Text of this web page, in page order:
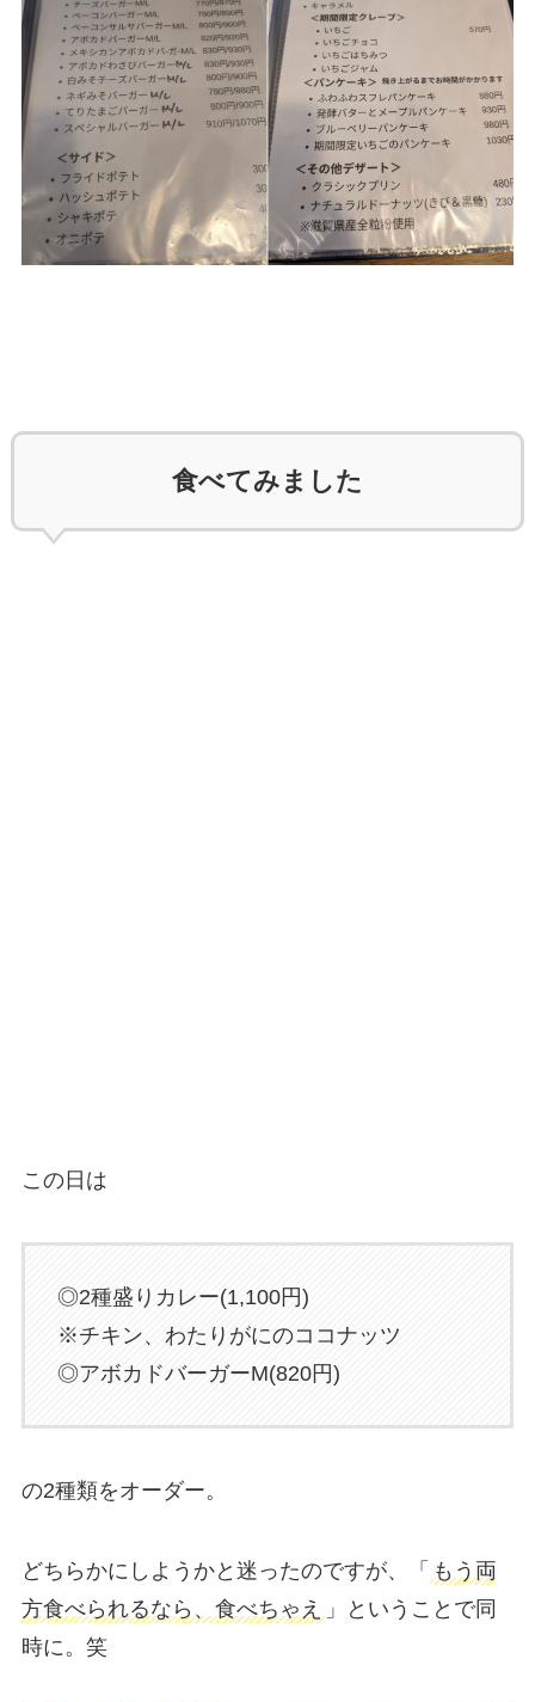
食べてみました
この日は
◎2種盛りカレー(1,100円)
※チキン、わたりがにのココナッツ
◎アボカドバーガーM(820円)
の2種類をオーダー。
どちらかにしようかと迷ったのですが、「 もう両
方食べられるなら、食べちゃえ
」ということで同
時に。笑